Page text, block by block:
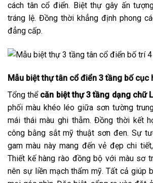
cách tân cổ điển. Biệt thự gây ấn
tráng lệ. Đồng thời khẳng định phong
đẳng cấp.
Mẫu biệt thự tân cổ điển 3 tầng bố cục
Tổng thể căn biệt thự 3 tầng dạng chữ L
phối màu khéo léo giữa sơn tường
mái thái màu ghi thẫm. Đồng thời kết
công bằng sắt mỹ thuật sơn đen. Sự
gam màu này mang đến vẻ đẹp chi
Thiết kế hàng rào đồng bộ với màu sơ
nên sự liền mạch thẩm mỹ. Tất cả giúp